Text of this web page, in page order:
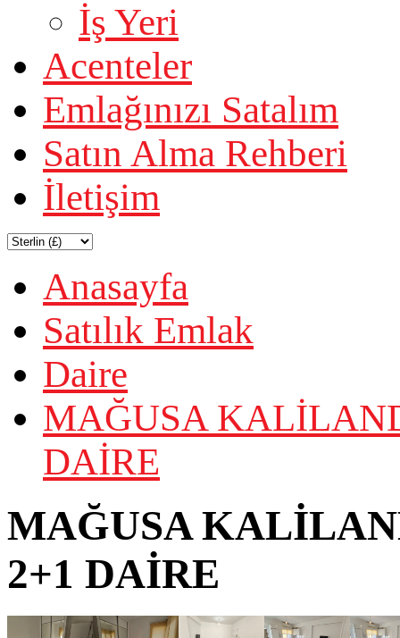
İş Yeri
Acenteler
Emlağınızı Satalım
Satın Alma Rehberi
İletişim
Anasayfa
Satılık Emlak
Daire
MAĞUSA
DAİRE
MAĞUSA
2+1 DAİRE